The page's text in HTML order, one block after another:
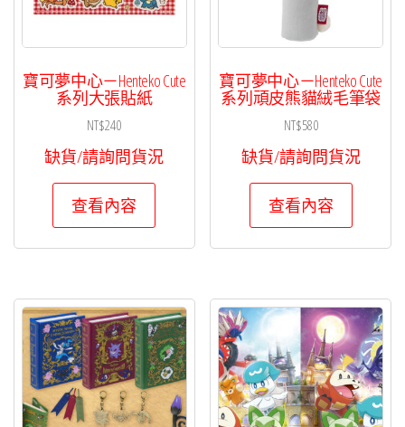
寶可夢中心－Henteko Cute
系列大張貼紙
NT$240
缺貨/請詢問貨況
查看內容
寶可夢中心－Henteko Cute
系列頑皮熊貓絨毛筆袋
NT$580
缺貨/請詢問貨況
查看內容